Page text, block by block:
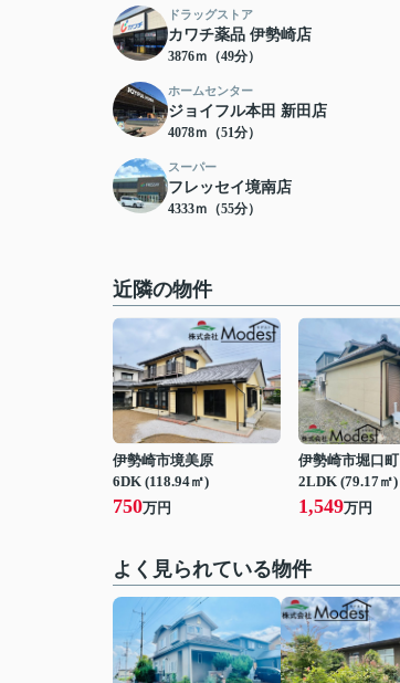
ドラッグストア
カワチ薬品 伊勢崎店
3876ｍ（49分）
ホームセンター
ジョイフル本田 新田店
4078ｍ（51分）
スーパー
フレッセイ境南店
4333ｍ（55分）
近隣の物件
伊勢崎市境美原
6DK (118.94㎡)
750万円
伊勢崎市堀口町
2LDK (79.17㎡)
1,549万円
よく見られている物件